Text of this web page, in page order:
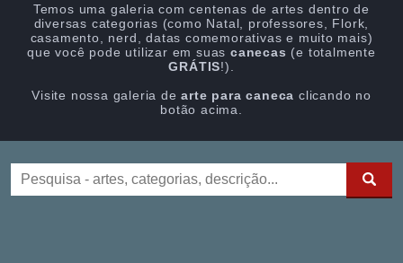
Temos uma galeria com centenas de artes dentro de
diversas categorias (como Natal, professores, Flork,
casamento, nerd, datas comemorativas e muito mais)
que você pode utilizar em suas canecas (e totalmente
GRÁTIS!).
Visite nossa galeria dearte para caneca clicando no
botão acima.